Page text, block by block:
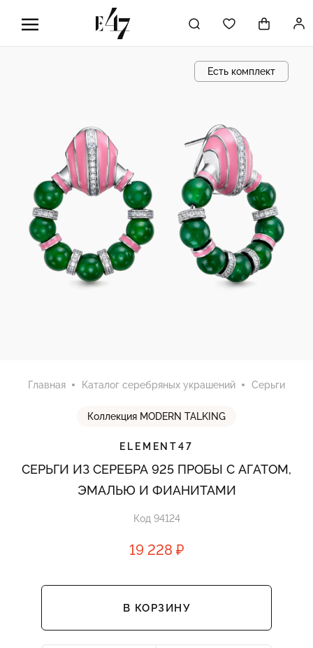
Есть комплект
Главная Каталог серебряных украшений Серьги
Коллекция MODERN TALKING
ELEMENT47
СЕРЬГИ ИЗ СЕРЕБРА 925 ПРОБЫ С АГАТОМ,
ЭМАЛЬЮ И ФИАНИТАМИ
Код 94124
19 228 ₽
В КОРЗИНУ